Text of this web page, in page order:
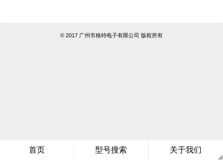
首页 型号搜索 关于我们
© 2017 广州市格特电子有限公司 版权所有